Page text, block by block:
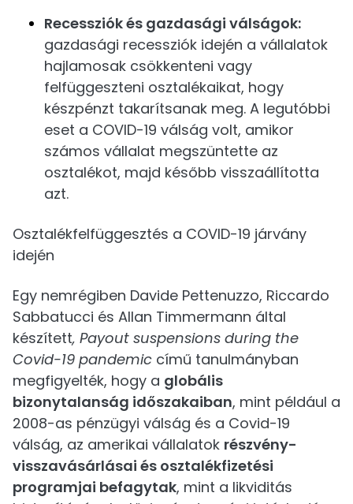
Recessziók és gazdasági válságok:
gazdasági recessziók idején a vállalatok
hajlamosak csökkenteni vagy
felfüggeszteni osztalékaikat, hogy
készpénzt takarítsanak meg. A legutóbbi
eset a COVID-19 válság volt, amikor
számos vállalat megszüntette az
osztalékot, majd később visszaállította
azt.
Osztalékfelfüggesztés a COVID-19 járvány
idején
Egy nemrégiben Davide Pettenuzzo, Riccardo
Sabbatucci és Allan Timmermann által
készített, Payout suspensions during the
Covid-19 pandemic című tanulmányban
megfigyelték, hogy a globális
bizonytalanság időszakaiban, mint például a
2008-as pénzügyi válság és a Covid-19
válság, az amerikai vállalatok részvény-
visszavásárlásai és osztalékfizetési
programjai befagytak, mint a likviditás